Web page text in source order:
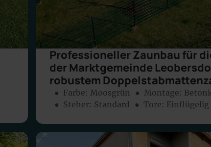
Professioneller Zaunbau für
der Marktgemeinde
robustem
● Farbe: Moosgrün ● Montage:
● Steher: Standard
● Tore: Einflügelig